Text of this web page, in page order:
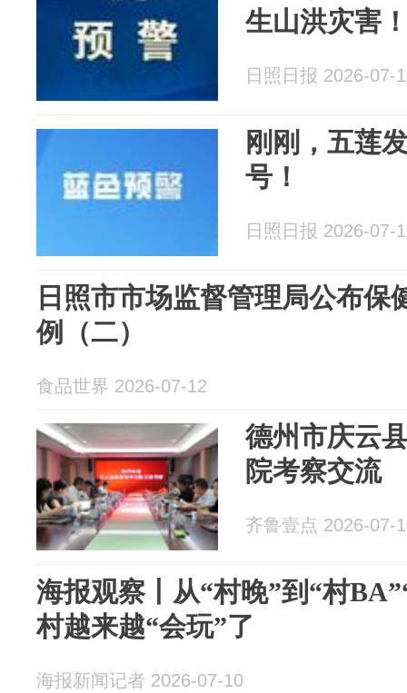
生山洪灾害
日照日报 2026-07-
刚刚，五莲
号！
日照日报 2026-07-
日照市市场监督管理局公布保
例（二）
食品世界 2026-07-12
德州市庆云
院考察交流
齐鲁壹点 2026-07-
海报观察丨从“村晚”到“村
村越来越“会玩”了
海报新闻记者 2026-07-10